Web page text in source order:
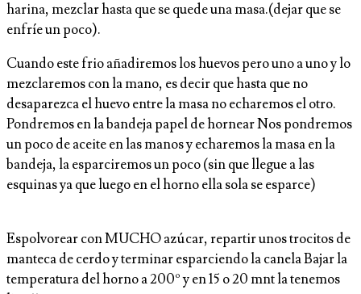
harina, mezclar hasta que se quede una masa.(dejar que se
enfríe un poco).
Cuando este frio añadiremos los huevos pero uno a uno y lo
mezclaremos con la mano, es decir que hasta que no
desaparezca el huevo entre la masa no echaremos el otro.
Pondremos en la bandeja papel de hornear Nos pondremos
un poco de aceite en las manos y echaremos la masa en la
bandeja, la esparciremos un poco (sin que llegue a las
esquinas ya que luego en el horno ella sola se esparce)
Espolvorear con MUCHO azúcar, repartir unos trocitos de
manteca de cerdo y terminar esparciendo la canela Bajar la
temperatura del horno a 200º y en 15 o 20 mnt la tenemos